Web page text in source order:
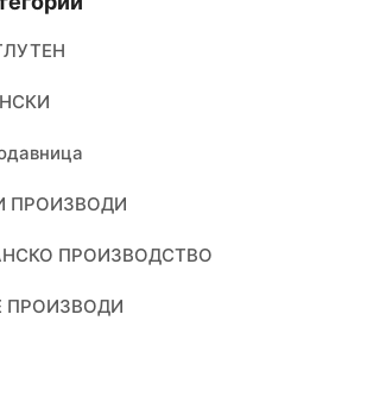
ПРОИЗВОДИ
ПРОИЗВОДСТВО
ПРОИЗВОДИ